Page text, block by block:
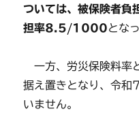
ついては、被保険者
担率8.5/1000とな
一方、労災保険料率
据え置きとなり、令和
いません。